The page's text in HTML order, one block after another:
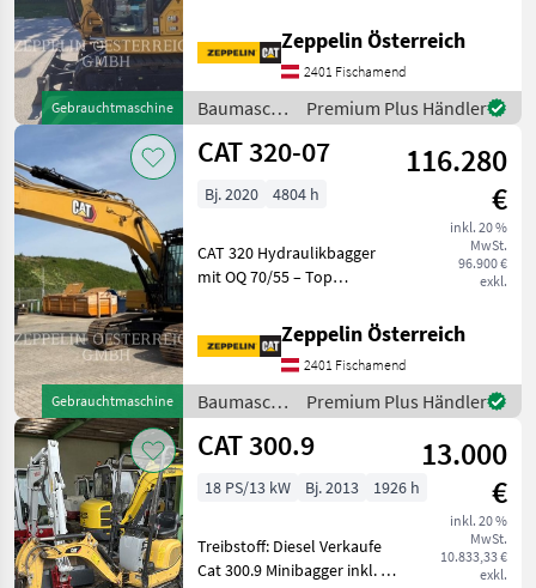
Gebrauchtmaschine
Zeppelin Österreich
2401 Fischamend
Baumaschinen
/ CAT
Premium Plus Händler
Gebrauchtmaschine
CAT 320-07
116.280
€
inkl. 20 %
MwSt.
96.900 €
exkl.
Bj. 2020 4804 h
CAT 320 Hydraulikbagger
mit OQ 70/55 – Top
verfügbar (English below).
Letzter Service bei 4.619
Betriebsstunden
durchgeführt. Einsatzbereit
ohne
Zeppelin Österreich
2401 Fischamend
Baumaschinen
/ CAT
Premium Plus Händler
CAT 300.9
13.000
€
inkl. 20 %
MwSt.
10.833,33 €
exkl.
18 PS/13 kW Bj. 2013 1926 h
Treibstoff: Diesel Verkaufe
Cat 300.9 Minibagger inkl. 3x